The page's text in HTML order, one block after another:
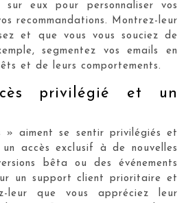
sur eux pour personnaliser vos
recommandations. Montrez-leur
et que vous vous souciez de
segmentez vos emails en
et de leurs comportements.
privilégié et un
» aiment se sentir privilégiés et
accès exclusif à de nouvelles
bêta ou des événements
un support client prioritaire et
leur que vous appréciez leur